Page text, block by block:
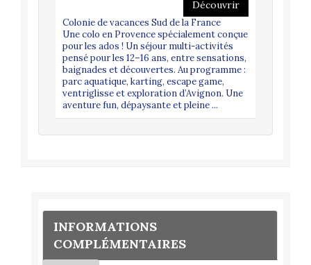
Découvrir
Colonie de vacances Sud de la France
Une colo en Provence spécialement conçue
pour les ados ! Un séjour multi-activités
pensé pour les 12–16 ans, entre sensations,
baignades et découvertes. Au programme :
parc aquatique, karting, escape game,
ventriglisse et exploration d’Avignon. Une
aventure fun, dépaysante et pleine ...
INFORMATIONS
COMPLÉMENTAIRES